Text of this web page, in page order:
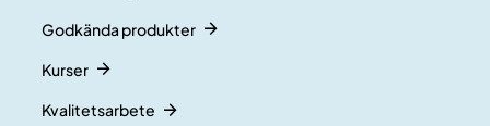
Godkända produkter
Kurser
Kvalitetsarbete